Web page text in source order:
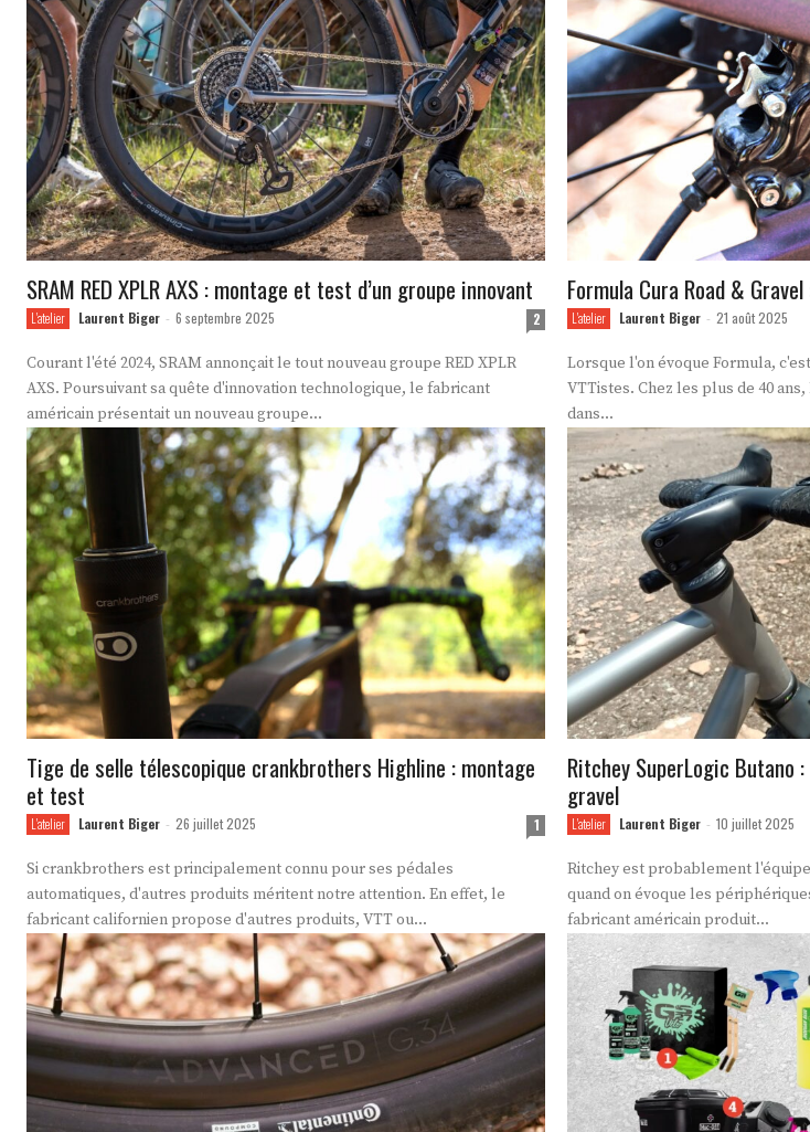
SRAM RED XPLR AXS : montage et test d’un groupe innovant
L'atelier Laurent Biger - 6 septembre 2025 2
Courant l'été 2024, SRAM annonçait le tout nouveau groupe RED XPLR
AXS. Poursuivant sa quête d'innovation technologique, le fabricant
américain présentait un nouveau groupe...
Formula Cura Road &
L'atelier Laurent Biger - 21 août 2025
Lorsque l'on évoque Formula,
VTTistes. Chez les plus de 40
dans...
Tige de selle télescopique crankbrothers Highline : montage
et test
L'atelier Laurent Biger - 26 juillet 2025 1
Si crankbrothers est principalement connu pour ses pédales
automatiques, d'autres produits méritent notre attention. En effet, le
fabricant californien propose d'autres produits, VTT ou...
Ritchey SuperLogic
gravel
L'atelier Laurent Biger - 10 juillet 2025
Ritchey est probablement
quand on évoque les
fabricant américain produit...